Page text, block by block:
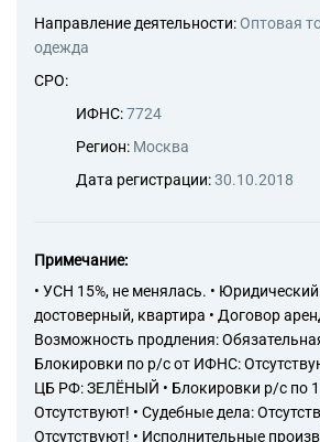
Направление деятельности: Оптовая
одежда
СРО:
ИФНС:7724
Регион: Москва
Дата регистрации:30.10.2018
Примечание:
• УСН 15%, не менялась. •
достоверный, квартира • Договор
Возможность продления:
Блокировки по р/с от ИФНС:
ЦБ РФ: ЗЕЛЁНЫЙ • Блокировки р/с по
Отсутствуют! • Судебные дела:
Отсутствуют! • Исполнительные